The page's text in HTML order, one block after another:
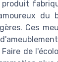
du
Ces
de